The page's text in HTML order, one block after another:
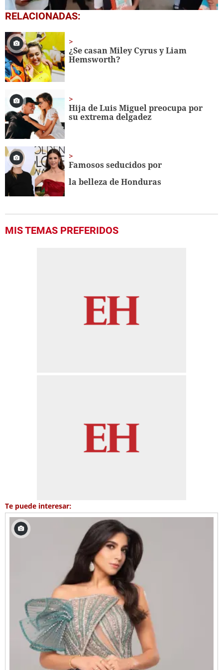
0
seconds
1
minute,
56
seconds
RELACIONADAS:
¿Se casan Miley Cyrus y Liam
Hemsworth?
Hija de Luis Miguel preocupa por
su extrema delgadez
Famosos seducidos por
la belleza de Honduras
MIS TEMAS PREFERIDOS
Te puede interesar: